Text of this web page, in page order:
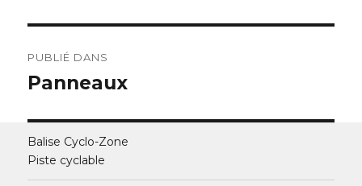
de
PUBLIÉ DANS
Panneaux
Balise Cyclo-Zone
Piste cyclable